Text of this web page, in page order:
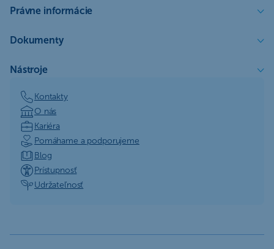
Právne informácie
Dokumenty
Nástroje
Kontakty
O nás
Kariéra
Pomáhame a podporujeme
Blog
Prístupnosť
Udržateľnosť